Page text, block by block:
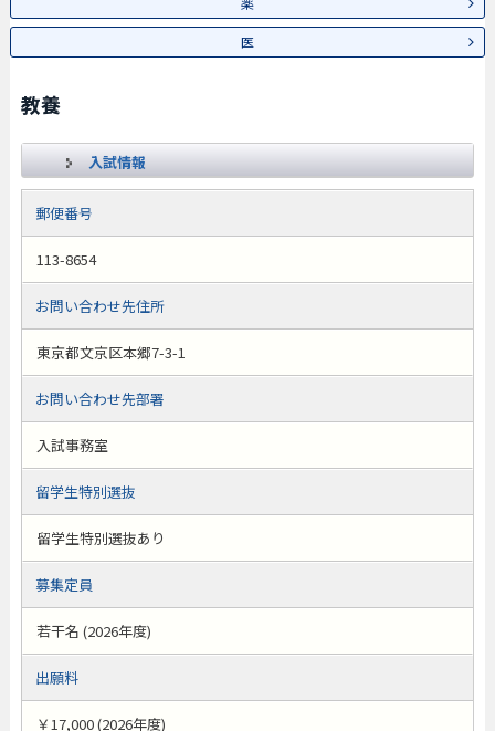
医
教養
入試情報
郵便番号
113-8654
お問い合わせ先住所
東京都文京区本郷7-3-1
お問い合わせ先部署
入試事務室
留学生特別選抜
留学生特別選抜あり
募集定員
若干名 (2026年度)
出願料
￥17,000 (2026年度)